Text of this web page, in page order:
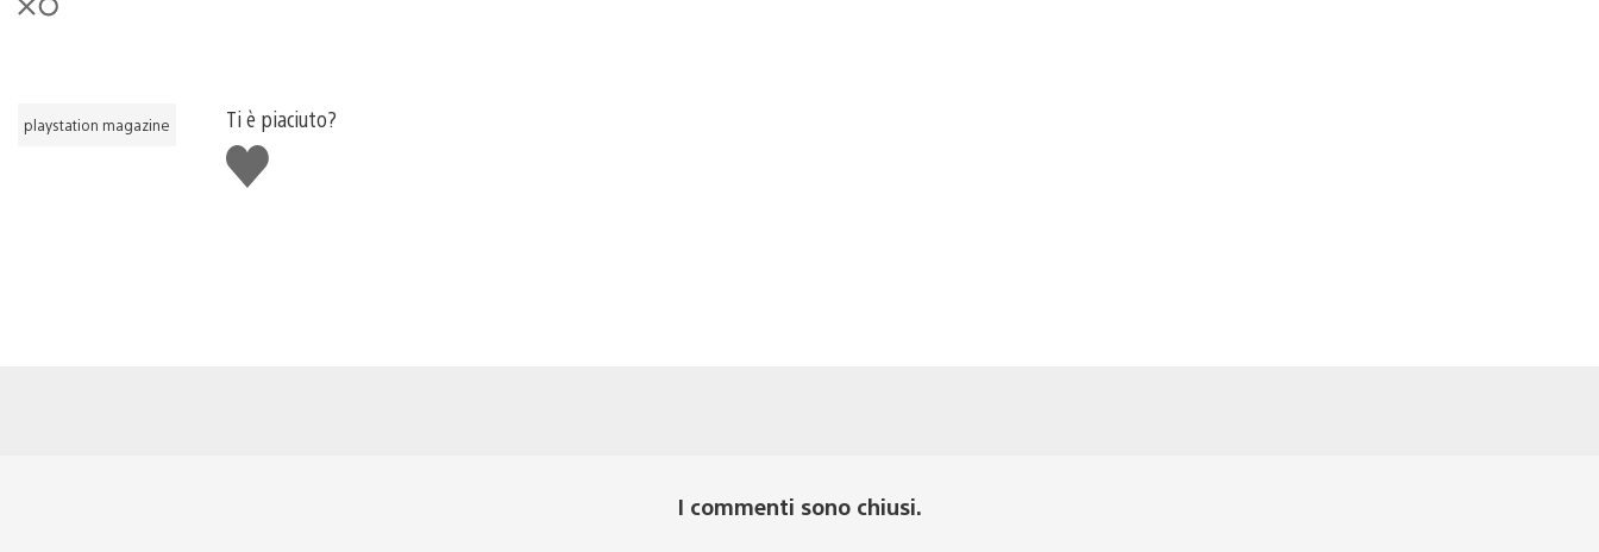
playstation magazine
Ti è piaciuto?
Mi
piace
I commenti sono chiusi.